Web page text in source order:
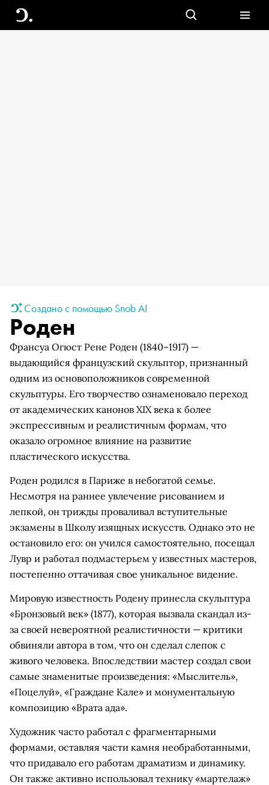
Создано с помощью Snob AI
Роден
Франсуа Огюст Рене Роден (1840–1917) —
выдающийся французский скульптор, признанный
одним из основоположников современной
скульптуры. Его творчество ознаменовало переход
от академических канонов XIX века к более
экспрессивным и реалистичным формам, что
оказало огромное влияние на развитие
пластического искусства.
Роден родился в Париже в небогатой семье.
Несмотря на раннее увлечение рисованием и
лепкой, он трижды проваливал вступительные
экзамены в Школу изящных искусств. Однако это не
остановило его: он учился самостоятельно, посещал
Лувр и работал подмастерьем у известных мастеров,
постепенно оттачивая свое уникальное видение.
Мировую известность Родену принесла скульптура
«Бронзовый век» (1877), которая вызвала скандал из-
за своей невероятной реалистичности — критики
обвиняли автора в том, что он сделал слепок с
живого человека. Впоследствии мастер создал свои
самые знаменитые произведения: «Мыслитель»,
«Поцелуй», «Граждане Кале» и монументальную
композицию «Врата ада».
Художник часто работал с фрагментарными
формами, оставляя части камня необработанными,
что придавало его работам драматизм и динамику.
Он также активно использовал технику «мартелаж»